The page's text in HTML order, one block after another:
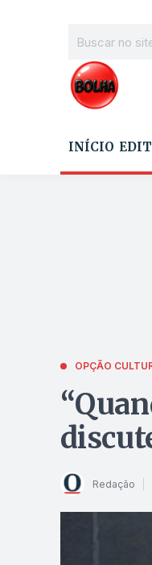
INÍCIO
OPÇÃO
Redação